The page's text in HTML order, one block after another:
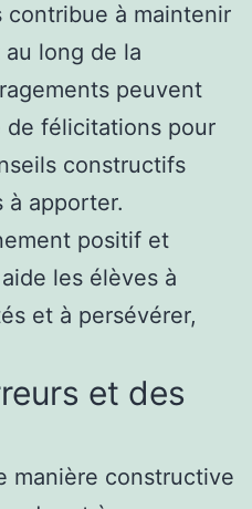
contribue à maintenir
long de la
peuvent
de félicitations pour
constructifs
à apporter.
positif et
les élèves à
et à persévérer,
et des
manière constructive